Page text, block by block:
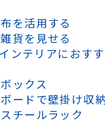
を活用する
貨を見せる
ンテリアにおす
ックス
ードで壁掛け収
チールラック